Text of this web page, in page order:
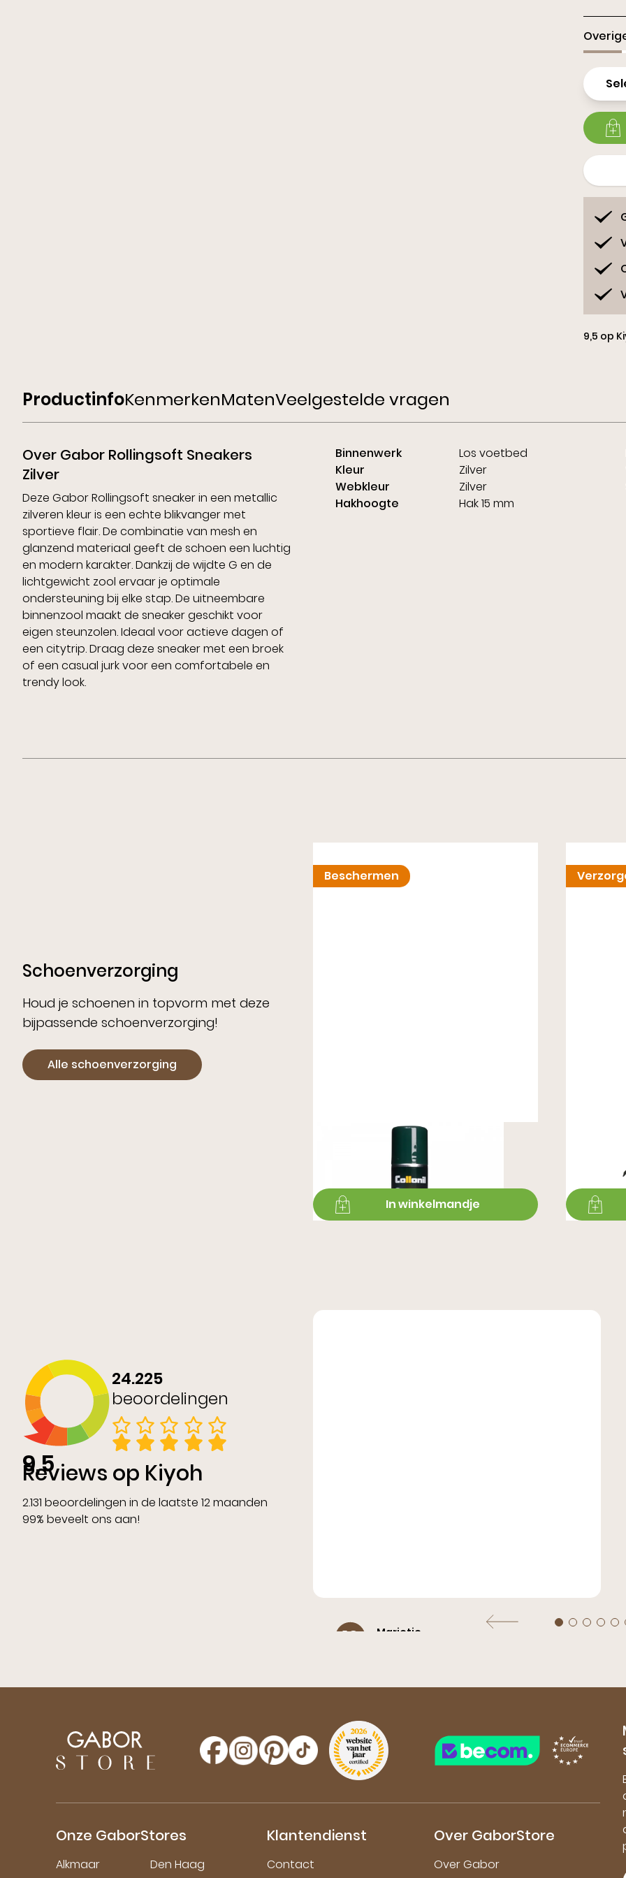
9,5 op
ProductinfoKenmerkenMatenVeelgestelde vragen
Over Gabor Rollingsoft Sneakers
Zilver
Deze Gabor Rollingsoft sneaker in een metallic
zilveren kleur is een echte blikvanger met
sportieve flair. De combinatie van mesh en
glanzend materiaal geeft de schoen een luchtig
en modern karakter. Dankzij de wijdte G en de
lichtgewicht zool ervaar je optimale
ondersteuning bij elke stap. De uitneembare
binnenzool maakt de sneaker geschikt voor
eigen steunzolen. Ideaal voor actieve dagen of
een citytrip. Draag deze sneaker met een broek
of een casual jurk voor een comfortabele en
trendy look.
Binnenwerk Los voetbed
Kleur
Zilver
Webkleur
Zilver
Hakhoogte
Hak 15 mm
Schoenverzorging
Houd je schoenen in topvorm met deze
bijpassende schoenverzorging!
Alle schoenverzorging
Beschermen
In winkelmandje
9,5
24.225
beoordelingen
Reviews op Kiyoh
2.131 beoordelingen in de laatste 12 maanden
99% beveelt ons aan!
10
Marietje ,
Onze GaborStores
Alkmaar
Den Haag
Klantendienst
Contact
Over GaborStore
Over Gabor